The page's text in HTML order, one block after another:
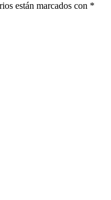
están marcados con *